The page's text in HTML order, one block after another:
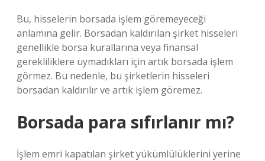
Bu, hisselerin borsada işlem göremeyeceği
anlamına gelir. Borsadan kaldırılan şirket hisseleri
genellikle borsa kurallarına veya finansal
gerekliliklere uymadıkları için artık borsada işlem
görmez. Bu nedenle, bu şirketlerin hisseleri
borsadan kaldırılır ve artık işlem göremez.
Borsada para sıfırlanır mı?
İşlem emri kapatılan şirket yükümlülüklerini yerine